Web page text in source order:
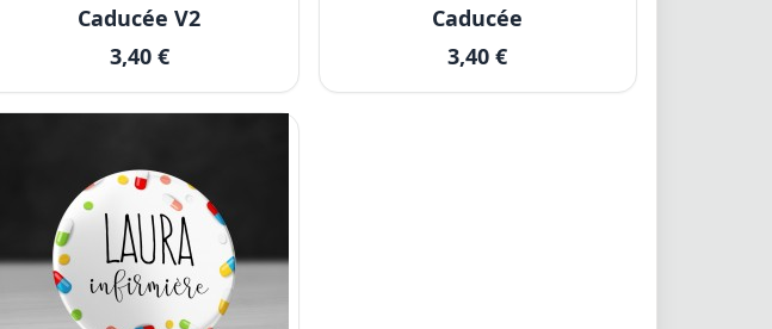
Caducée V2
3,40 €
Caducée
3,40 €